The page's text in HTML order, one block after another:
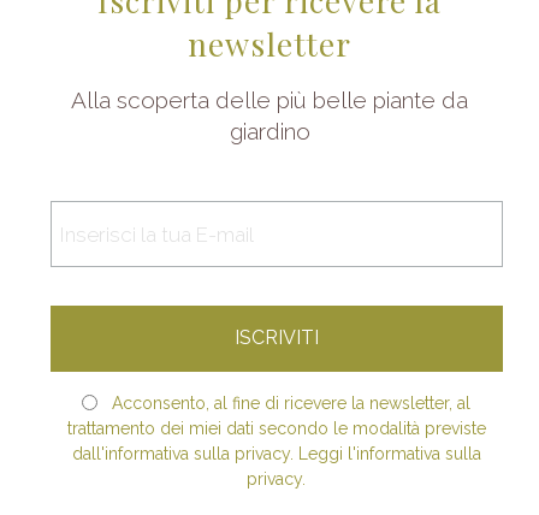
newsletter
Alla scoperta delle più belle piante da
giardino
Acconsento, al fine di ricevere la newsletter, al
trattamento dei miei dati secondo le modalità previste
dall'informativa sulla privacy. Leggi l'informativa sulla
privacy.